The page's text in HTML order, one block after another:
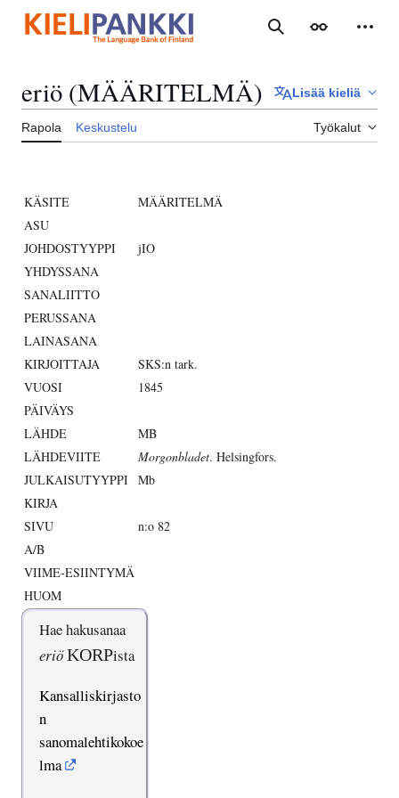
sisältöön
Haku Ulkoasu
eriö (MÄÄRITELMÄ) Lisää kieliä
Rapola Keskustelu Työkalut
KÄSITE
MÄÄRITELMÄ
ASU
JOHDOSTYYPPI
jIO
YHDYSSANA
SANALIITTO
PERUSSANA
LAINASANA
KIRJOITTAJA
SKS:n tark.
VUOSI
1845
PÄIVÄYS
LÄHDE
MB
LÄHDEVIITE
Morgonbladet. Helsingfors.
JULKAISUTYYPPI Mb
KIRJA
SIVU
n:o 82
A/B
VIIME-ESIINTYMÄ
HUOM
Hae hakusanaa
eriöKORPista
Kansalliskirjasto
n
sanomalehtikokoe
lma